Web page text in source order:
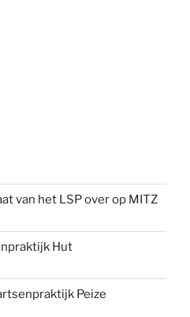
van het LSP over op MITZ
Hut
Peize